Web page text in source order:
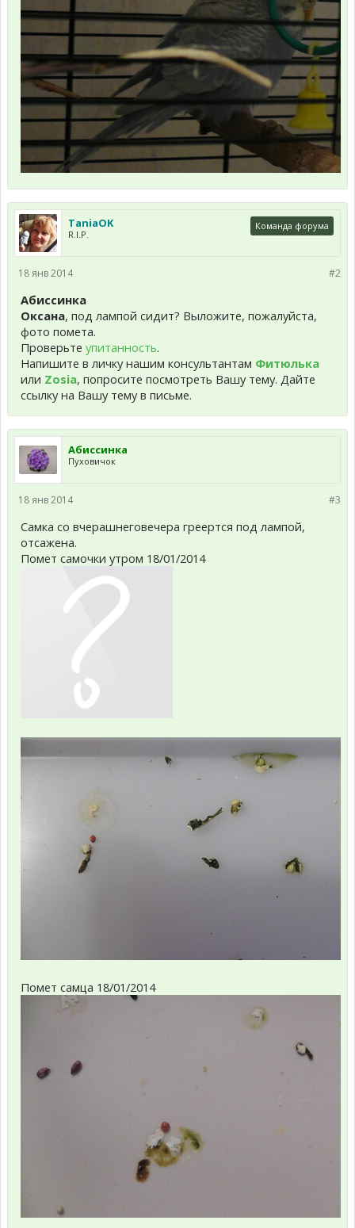
TaniaOK
R.I.P.
Команда форума
#2
18 янв 2014
Абиссинка
Оксана, под лампой сидит? Выложите, пожалуйста,
фото помета.
Проверьте упитанность.
Напишите в личку нашим консультантам Фитюлька
или Zosia, попросите посмотреть Вашу тему. Дайте
ссылку на Вашу тему в письме.
Абиссинка
Пуховичок
#3
18 янв 2014
Самка со вчерашнеговечера греертся под лампой,
отсажена.
Помет самочки утром 18/01/2014
Помет самца 18/01/2014